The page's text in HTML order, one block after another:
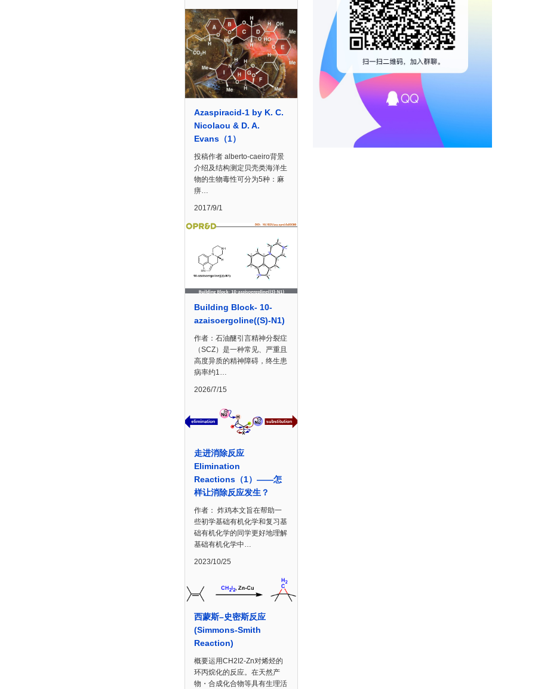
Azaspiracid-1 by K. C.
Nicolaou & D. A.
Evans（1）
投稿作者 alberto-caeiro背景
介绍及结构测定贝壳类海洋生
物的生物毒性可分为5种：麻
痹…
2017/9/1
Building Block- 10-
azaisoergoline((S)-N1)
作者：石油醚引言精神分裂症
（SCZ）是一种常见、严重且
高度异质的精神障碍，终生患
病率约1…
2026/7/15
走进消除反应
Elimination
Reactions（1）——怎
样让消除反应发生？
作者： 炸鸡本文旨在帮助一
些初学基础有机化学和复习基
础有机化学的同学更好地理解
基础有机化学中…
2023/10/25
西蒙斯–史密斯反应
(Simmons-Smith
Reaction)
概要运用CH2I2-Zn对烯烃的
环丙烷化的反应。在天然产
物・合成化合物等具有生理活